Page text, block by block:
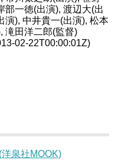
部一徳(出演), 渡辺大(出
演), 中井貴一(出演), 松本
滝田洋二郎(監督)
02-22T00:00:01Z)
泉社MOOK)